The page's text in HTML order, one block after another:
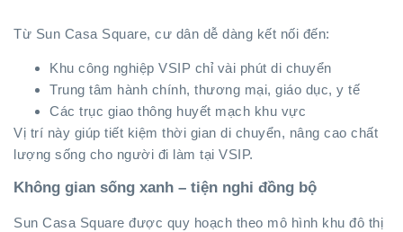
Từ Sun Casa Square, cư dân dễ dàng kết nối đến:
Khu công nghiệp VSIP chỉ vài phút di chuyển
Trung tâm hành chính, thương mại, giáo dục, y tế
Các trục giao thông huyết mạch khu vực
Vị trí này giúp tiết kiệm thời gian di chuyển, nâng cao chất
lượng sống cho người đi làm tại VSIP.
Không gian sống xanh – tiện nghi đồng bộ
Sun Casa Square được quy hoạch theo mô hình khu đô thị